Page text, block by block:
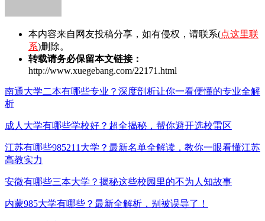
本内容来自网友投稿分享，如有侵权，请联系(点这里联
系)删除。
转载请务必保留本文链接：
http://www.xuegebang.com/22171.html
南通大学二本有哪些专业？深度剖析让你一看便懂的专业全解
析
成人大学有哪些学校好？超全揭秘，帮你避开选校雷区
江苏有哪些985211大学？最新名单全解读，教你一眼看懂江苏
高教实力
安微有哪些三本大学？揭秘这些校园里的不为人知故事
内蒙985大学有哪些？最新全解析，别被误导了！